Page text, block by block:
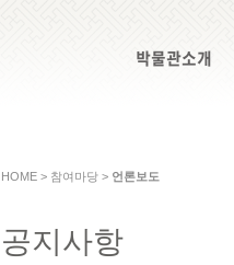
박물관소개
HOME > 참여마당 > 언론보도
공지사항